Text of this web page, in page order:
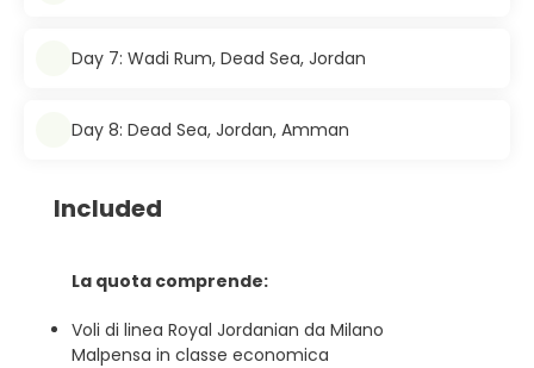
Day 7: Wadi Rum, Dead Sea, Jordan
Day 8: Dead Sea, Jordan, Amman
Included
La quota comprende:
Voli di linea Royal Jordanian da Milano
Malpensa in classe economica